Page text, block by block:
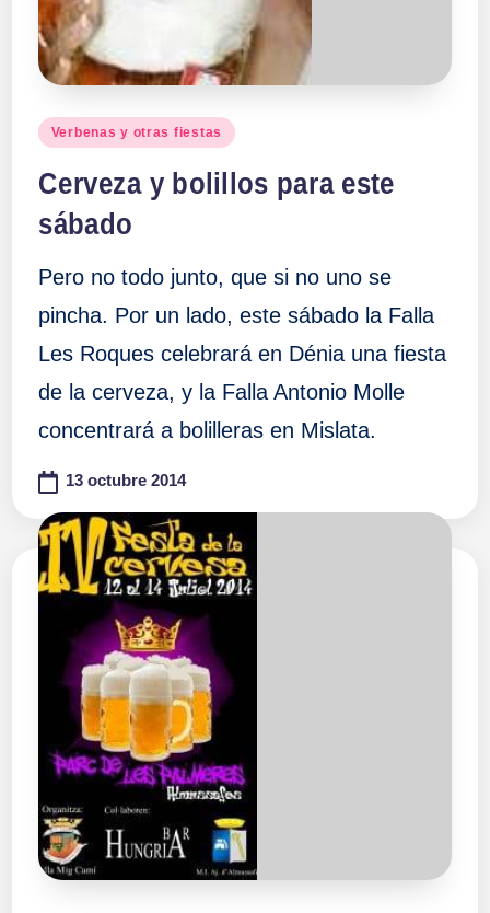
Publicado
Verbenas y otras fiestas
Cerveza y bolillos para este
sábado
Pero no todo junto, que si no uno se
pincha. Por un lado, este sábado la Falla
Les Roques celebrará en Dénia una fiesta
de la cerveza, y la Falla Antonio Molle
concentrará a bolilleras en Mislata.
13 octubre 2014